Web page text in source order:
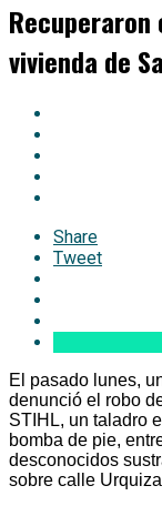
vivienda de
Share
Tweet
El pasado lunes,
denunció el robo
STIHL, un taladro
bomba de pie,
desconocidos
sobre calle